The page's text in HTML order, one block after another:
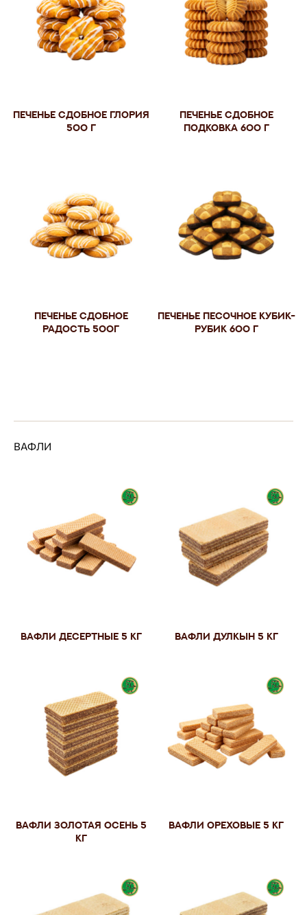
Печенье сдобное Глория
500 г
Печенье сдобное
Подковка 600 г
Печенье сдобное
Радость 500г
Печенье песочное Кубик-
рубик 600 г
ВАФЛИ
Вафли Десертные 5 кг Вафли Дулкын 5 кг
Вафли Золотая осень 5
кг
Вафли ореховые 5 кг